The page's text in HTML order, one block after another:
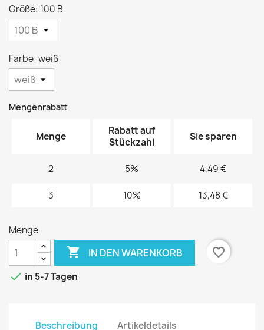
Größe: 100 B
Farbe: weiß
Mengenrabatt
Menge
Rabatt auf
Stückzahl
Sie sparen
2 5% 4,49 €
3 10% 13,48 €
Menge
 IN DEN WARENKORB
favorite_border
 in 5-7 Tagen
Beschreibung Artikeldetails